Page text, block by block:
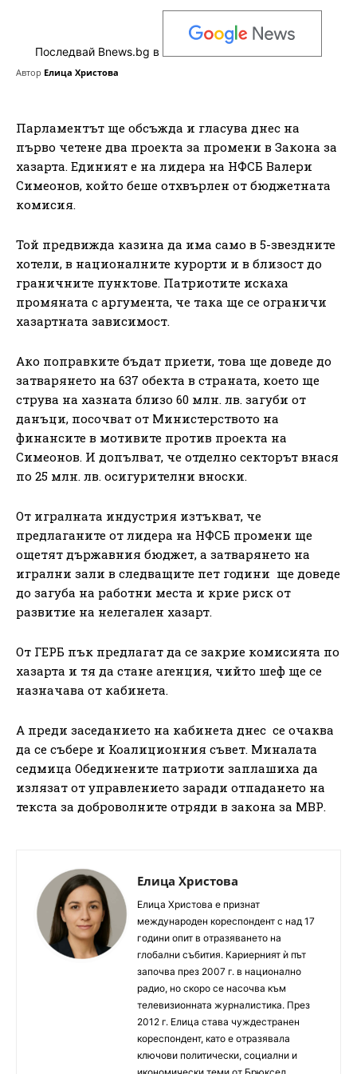
Последвай Bnews.bg в
Автор Елица Христова
Парламентът ще обсъжда и гласува днес на
първо четене два проекта за промени в Закона за
хазарта. Единият е на лидера на НФСБ Валери
Симеонов, който беше отхвърлен от бюджетната
комисия.
Той предвижда казина да има само в 5-звездните
хотели, в националните курорти и в близост до
граничните пунктове. Патриотите искаха
промяната с аргумента, че така ще се ограничи
хазартната зависимост.
Ако поправките бъдат приети, това ще доведе до
затварянето на 637 обекта в страната, което ще
струва на хазната близо 60 млн. лв. загуби от
данъци, посочват от Министерството на
финансите в мотивите против проекта на
Симеонов. И допълват, че отделно секторът внася
по 25 млн. лв. осигурителни вноски.
От игралната индустрия изтъкват, че
предлаганите от лидера на НФСБ промени ще
ощетят държавния бюджет, а затварянето на
игрални зали в следващите пет години ще доведе
до загуба на работни места и крие риск от
развитие на нелегален хазарт.
От ГЕРБ пък предлагат да се закрие комисията по
хазарта и тя да стане агенция, чийто шеф ще се
назначава от кабинета.
А преди заседанието на кабинета днес се очаква
да се събере и Коалиционния съвет. Миналата
седмица Обединените патриоти заплашиха да
излязат от управлението заради отпадането на
текста за доброволните отряди в закона за МВР.
Елица Христова
Елица Христова е признат
международен кореспондент с над 17
години опит в отразяването на
глобални събития. Кариерният ѝ път
започва през 2007 г. в национално
радио, но скоро се насочва към
телевизионната журналистика. През
2012 г. Елица става чуждестранен
кореспондент, като е отразявала
ключови политически, социални и